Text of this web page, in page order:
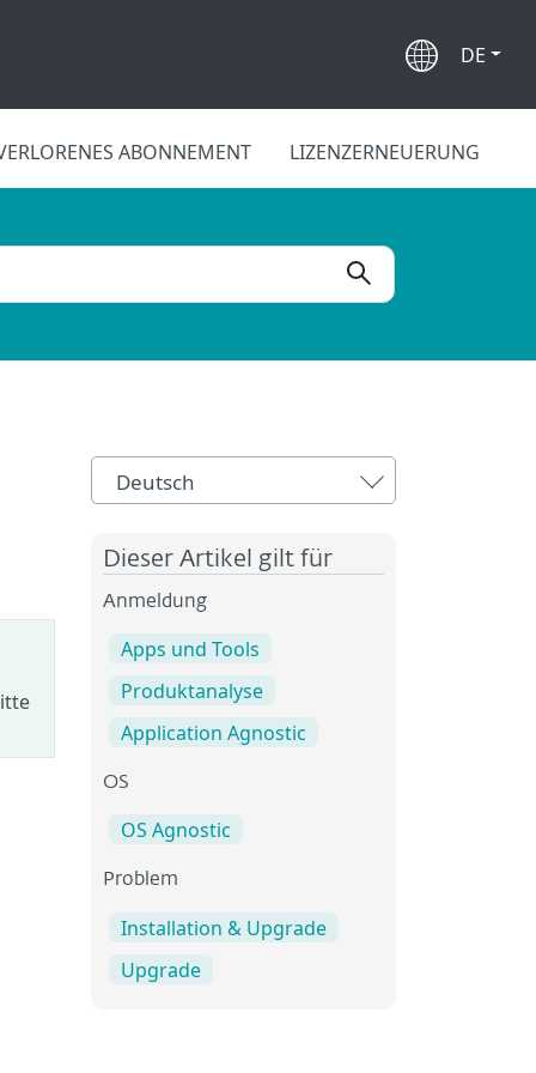
DE
ABONNEMENT LIZENZERNEUERUNG
Deutsch
Dieser Artikel gilt für
Anmeldung
Apps und Tools
Produktanalyse
Application Agnostic
OS
OS Agnostic
Problem
Installation & Upgrade
Upgrade